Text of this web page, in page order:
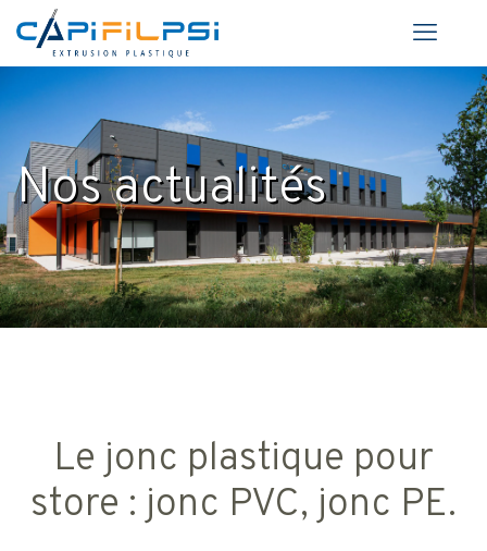
Nos actualités
Le jonc plastique pour
store : jonc PVC, jonc PE.